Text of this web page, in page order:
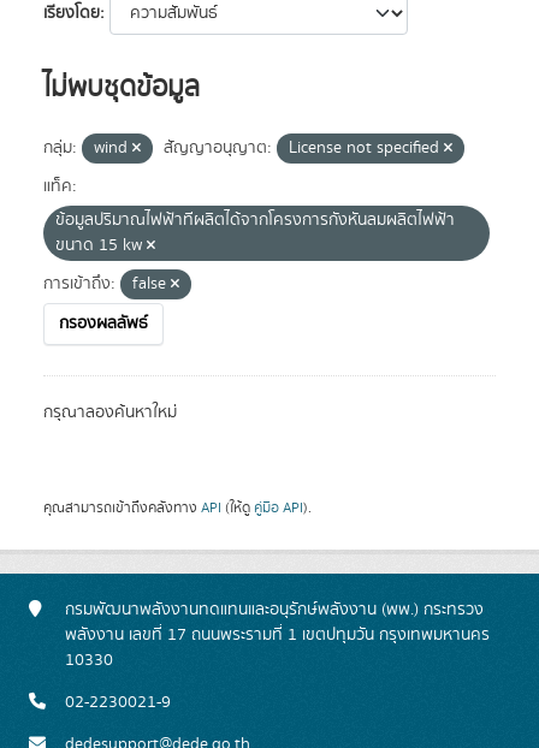
เรียงโดย
ไม่พบชุดข้อมูล
กลุ่ม: wind สัญญาอนุญาต:
License not specified
แท็ค:
ข้อมูลปริมาณไฟฟ้าทีผลิตได้จากโครงการกังหันลมผลิตไฟฟ้า
ขนาด 15 kw
การเข้าถึง:
false
กรองผลลัพธ์
กรุณาลองค้นหาใหม่
คุณสามารถเข้าถึงคลังทาง API (ให้ดู คู่มือ API).
กรมพัฒนาพลังงานทดแทนและอนุรักษ์พลังงาน (พพ.) กระทรวง
พลังงาน เลขที่ 17 ถนนพระรามที่ 1 เขตปทุมวัน กรุงเทพมหานคร
10330
02-2230021-9